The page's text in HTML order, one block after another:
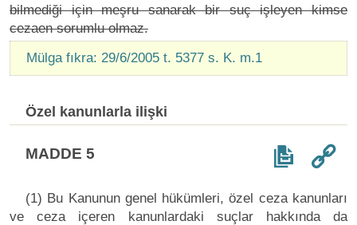
bilmediği için meşru sanarak bir suç işleyen kimse
cezaen sorumlu olmaz.
Mülga fıkra: 29/6/2005 t. 5377 s. K. m.1
Özel kanunlarla ilişki
MADDE 5
(1) Bu Kanunun genel hükümleri, özel ceza kanunları
ve ceza içeren kanunlardaki suçlar hakkında da